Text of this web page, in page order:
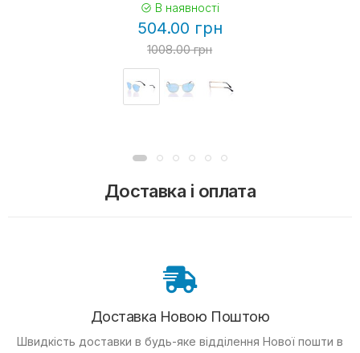
В наявності
504.00 грн
1008.00 грн
Доставка і оплата
Доставка Новою Поштою
Швидкість доставки в будь-яке відділення Нової пошти в